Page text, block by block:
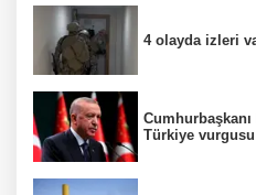
4 olayda izleri
Türkiye vurgusu